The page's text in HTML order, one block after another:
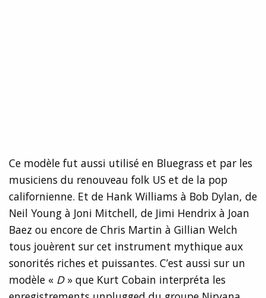
Ce modèle fut aussi utilisé en Bluegrass et par les
musiciens du renouveau folk US et de la pop
californienne. Et de Hank Williams à Bob Dylan, de
Neil Young à Joni Mitchell, de Jimi Hendrix à Joan
Baez ou encore de Chris Martin à Gillian Welch
tous jouèrent sur cet instrument mythique aux
sonorités riches et puissantes. C’est aussi sur un
modèle « D» que Kurt Cobain interpréta les